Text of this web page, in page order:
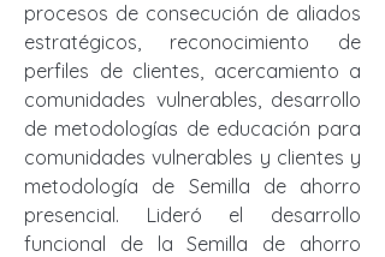
procesos de consecución de aliados
estratégicos, reconocimiento de
perfiles de clientes, acercamiento a
comunidades vulnerables, desarrollo
de metodologías de educación para
comunidades vulnerables y clientes y
metodología de Semilla de ahorro
presencial. Lideró el desarrollo
funcional de la Semilla de ahorro